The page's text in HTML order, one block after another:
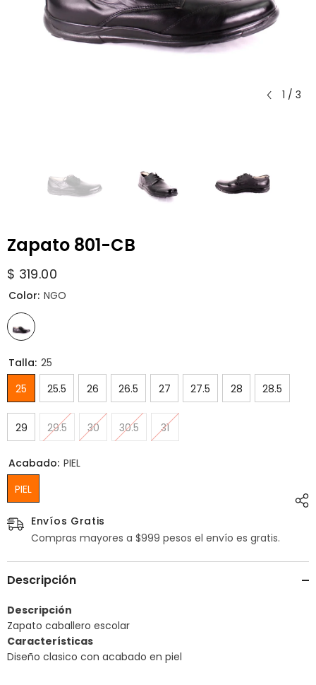
1 / 3
Zapato 801-CB
$ 319.00
Color: NGO
Talla: 25
25
25.5 26 26.5 27 27.5 28 28.5
29 29.5 30 30.5 31
Acabado: PIEL
PIEL
Envíos Gratis
Compras mayores a $999 pesos el envío es gratis.
Descripción
Descripción
Zapato caballero escolar
Características
Diseño clasico con acabado en piel